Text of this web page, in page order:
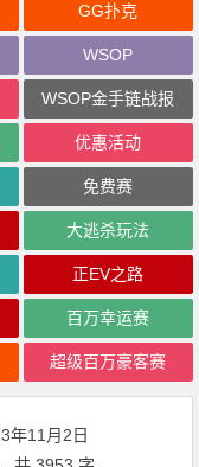
GG扑克
WSOP
WSOP金手链战报
优惠活动
免费赛
大逃杀玩法
正EV之路
百万幸运赛
超级百万豪客赛
年11月2日